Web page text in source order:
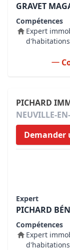
GRAVET
Compétences
Expert
d'habitations
PICHARD
NEUVILLE-
Demander
Expert
PICHARD
Compétences
Expert
d'habitations